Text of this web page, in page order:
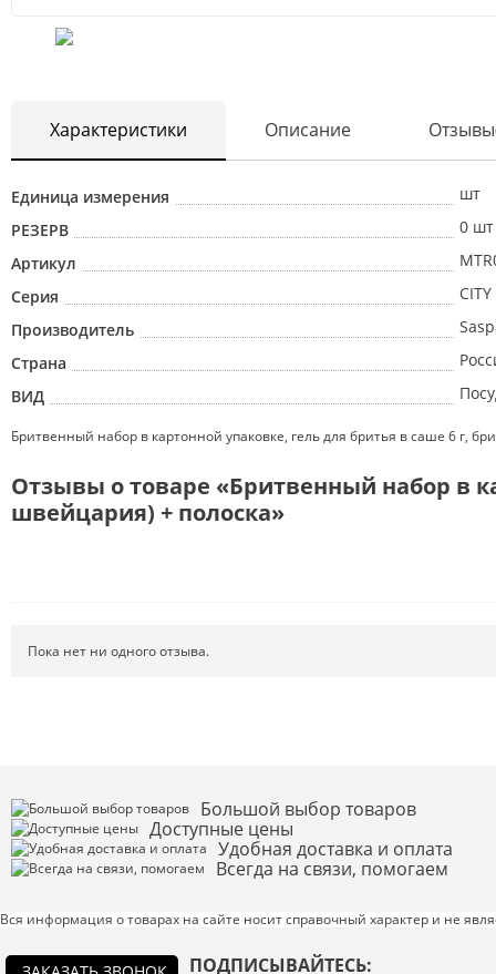
Характеристики Описание
Единица измерения
шт
РЕЗЕРВ
0 шт
Артикул
Серия
CITY
Производитель
Страна
ВИД
Бритвенный набор в картонной упаковке, гель для бритья в саше 6 г,
Отзывы о товаре «Бритвенный набор в
швейцария) + полоска»
Введите код с картинки:*
Пока нет ни одного отзыва.
Большой выбор товаров
Доступные цены
Удобная доставка и оплата
Всегда на связи, помогаем
Вся информация о товарах на сайте носит справочный характер и не
ПОДПИСЫВАЙТЕСЬ: